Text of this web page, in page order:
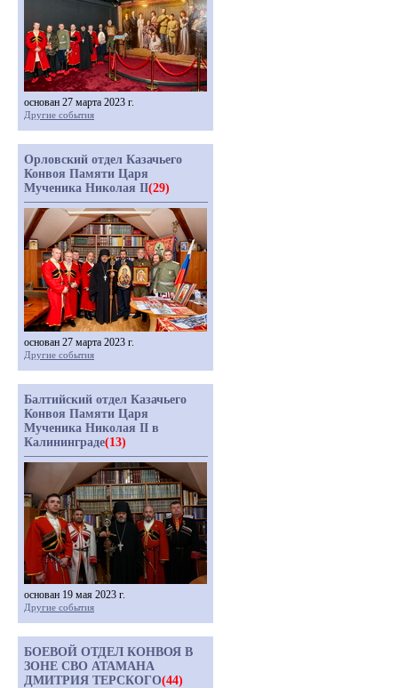
основан 27 марта 2023 г.
Другие события
Орловский отдел Казачьего
Конвоя Памяти Царя
Мученика Николая II(29)
основан 27 марта 2023 г.
Другие события
Балтийский отдел Казачьего
Конвоя Памяти Царя
Мученика Николая II в
Калининграде(13)
основан 19 мая 2023 г.
Другие события
БОЕВОЙ ОТДЕЛ КОНВОЯ В
ЗОНЕ СВО АТАМАНА
ДМИТРИЯ ТЕРСКОГО(44)